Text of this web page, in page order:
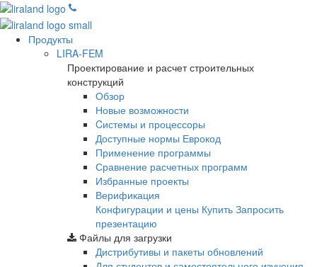
Продукты
LIRA-FEM
Проектирование и расчет строительных
конструкций
Обзор
Новые возможности
Cистемы и процессоры
Доступные нормы Еврокод
Применение программы
Сравнение расчетных программ
Избранные проекты
Верификация
Конфигурации и цены Купить Запросить
презентацию
Файлы для загрузки
Дистрибутивы и пакеты обновлений